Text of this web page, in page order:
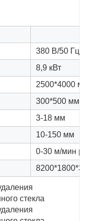
380 В/50 Гц,
8,9 кВт
2500*4000 мм
300*500 мм
3-18 мм
10-150 мм
0-30 м/мин